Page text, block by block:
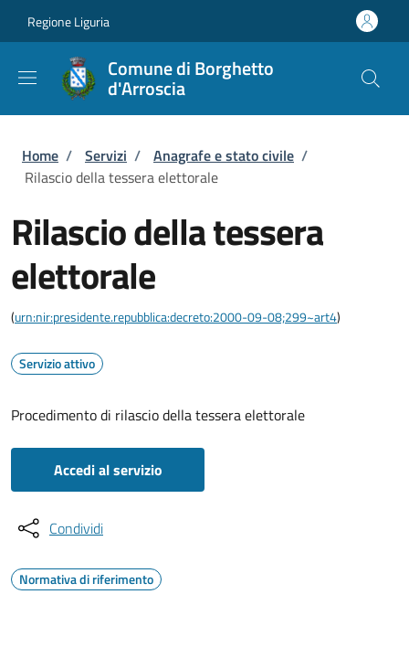
Regione Liguria
Comune di Borghetto
d'Arroscia
Briciole di pane
Home / Servizi / Anagrafe e stato civile /
Rilascio della tessera elettorale
Rilascio della tessera
elettorale
(urn:nir:presidente.repubblica:decreto:2000-09-08;299~art4)
Servizio attivo
Procedimento di rilascio della tessera elettorale
Accedi al servizio
Condividi
Normativa di riferimento